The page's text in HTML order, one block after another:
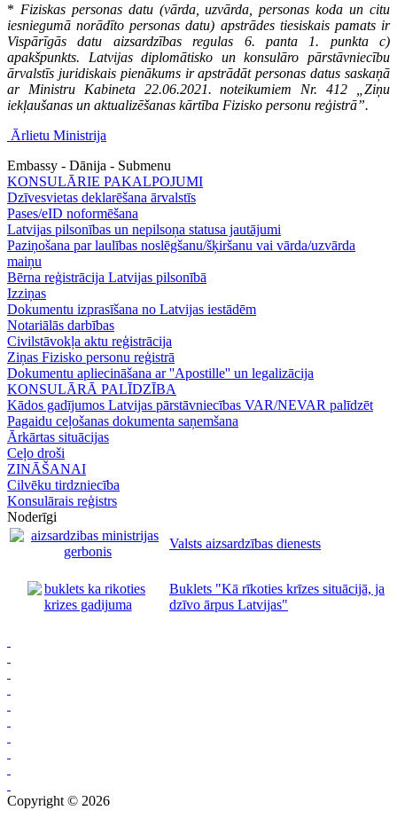
* Fiziskas personas datu (vārda, uzvārda, personas koda un citu
iesniegumā norādīto personas datu) apstrādes tiesiskais pamats ir
Vispārīgās datu aizsardzības regulas 6. panta 1. punkta c)
apakšpunkts. Latvijas diplomātisko un konsulāro pārstāvniecību
ārvalstīs juridiskais pienākums ir apstrādāt personas datus saskaņā
ar Ministru Kabineta 22.06.2021. noteikumiem Nr. 412 „Ziņu
iekļaušanas un aktualizēšanas kārtība Fizisko personu reģistrā”.
Ārlietu Ministrija
Embassy - Dānija - Submenu
KONSULĀRIE PAKALPOJUMI
Dzīvesvietas deklarēšana ārvalstīs
Pases/eID noformēšana
Latvijas pilsonības un nepilsoņa statusa jautājumi
Paziņošana par laulības noslēgšanu/šķiršanu vai vārda/uzvārda
maiņu
Bērna reģistrācija Latvijas pilsonībā
Izziņas
Dokumentu izprasīšana no Latvijas iestādēm
Notariālās darbības
Civilstāvokļa aktu reģistrācija
Ziņas Fizisko personu reģistrā
Dokumentu apliecināšana ar ''Apostille'' un legalizācija
KONSULĀRĀ PALĪDZĪBA
Kādos gadījumos Latvijas pārstāvniecības VAR/NEVAR palīdzēt
Pagaidu ceļošanas dokumenta saņemšana
Ārkārtas situācijas
Ceļo droši
ZINĀŠANAI
Cilvēku tirdzniecība
Konsulārais reģistrs
Noderīgi
Valsts aizsardzības dienests
Buklets "Kā rīkoties krīzes situācijā, ja
dzīvo ārpus Latvijas"
Copyright © 2026